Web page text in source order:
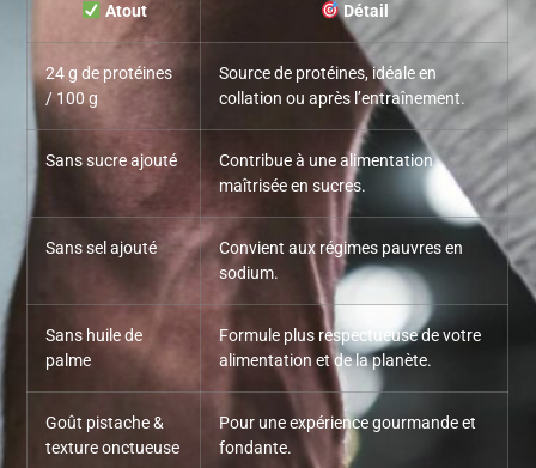
Atout Détail
24 g de protéines
/ 100 g
Source de protéines, idéale en
collation ou après l’entraînement.
Sans sucre ajouté
Contribue à une alimentation
maîtrisée en sucres.
Sans sel ajouté
Convient aux régimes pauvres en
sodium.
Sans huile de
palme
Formule plus respectueuse de votre
alimentation et de la planète.
Goût pistache &
texture onctueuse
Pour une expérience gourmande et
fondante.